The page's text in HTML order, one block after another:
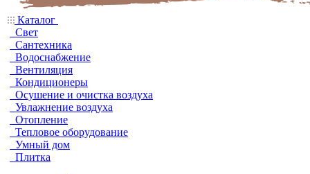
Каталог
Свет
Сантехника
Водоснабжение
Вентиляция
Кондиционеры
Осушение и очистка воздуха
Увлажнение воздуха
Отопление
Тепловое оборудование
Умный дом
Плитка